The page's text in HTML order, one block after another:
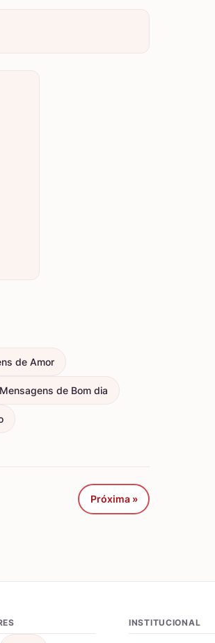
de Amor
Mensagens de Bom dia
Próxima »
INSTITUCIONAL